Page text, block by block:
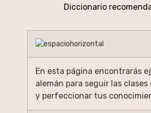
Diccionario
En esta página encontrarás
alemán para seguir las
y perfeccionar tus